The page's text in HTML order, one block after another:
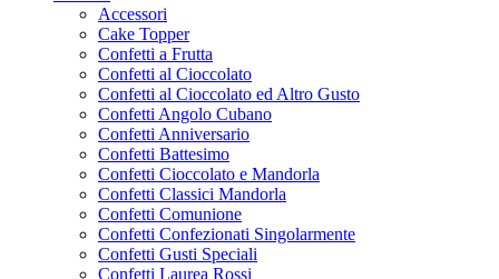
Accessori
Cake Topper
Confetti a Frutta
Confetti al Cioccolato
Confetti al Cioccolato ed Altro Gusto
Confetti Angolo Cubano
Confetti Anniversario
Confetti Battesimo
Confetti Cioccolato e Mandorla
Confetti Classici Mandorla
Confetti Comunione
Confetti Confezionati Singolarmente
Confetti Gusti Speciali
Confetti Laurea Rossi